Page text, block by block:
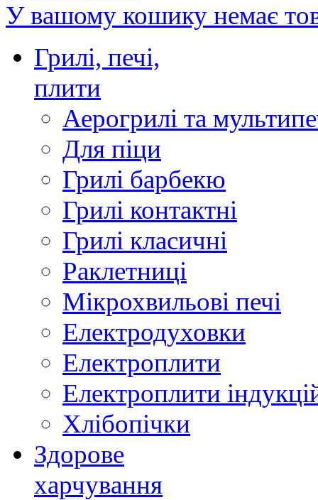
У вашому кошику немає
Грилі, печі,
плити
Аерогрилі та
Для піци
Грилі барбекю
Грилі контактні
Грилі класичні
Раклетниці
Мікрохвильові печі
Електродуховки
Електроплити
Електроплити
Хлібопічки
Здорове
харчування